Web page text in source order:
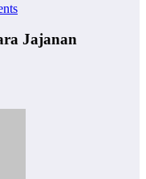
Jajanan